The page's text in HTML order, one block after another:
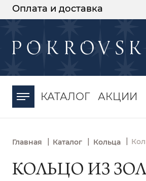
Оплата и доставка
КАТАЛОГ АКЦИИ
Главная | Каталог | Кольца
КОЛЬЦО ИЗ
-30%
момента оплаты